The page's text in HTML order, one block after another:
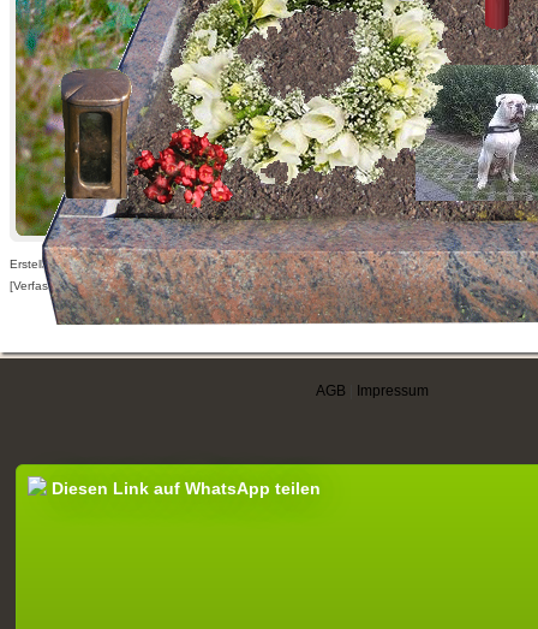
Erstellt am 19.01.2014,
[Verfasser nur für angemeldete Benutzer sichtbar]
AGB Impressum
Diesen Link auf WhatsApp teilen